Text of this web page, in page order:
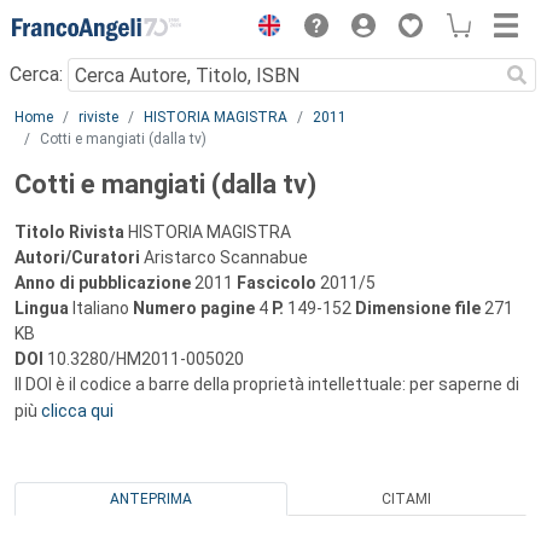
Menu
Cerca:
Main content
Home riviste HISTORIA MAGISTRA
2011
Cotti e mangiati (dalla tv)
Cotti e mangiati (dalla tv)
Titolo Rivista HISTORIA MAGISTRA
Autori/Curatori Aristarco Scannabue
Anno di pubblicazione 2011 Fascicolo 2011/5
Lingua Italiano Numero pagine 4 P. 149-152 Dimensione file 271
KB
DOI 10.3280/HM2011-005020
Il DOI è il codice a barre della proprietà intellettuale: per saperne di
più clicca qui
ANTEPRIMA CITAMI